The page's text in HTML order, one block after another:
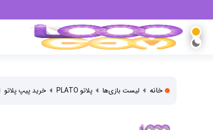
خانه لیست بازی‌ها پلاتو PLATO خرید پیپ پلاتو